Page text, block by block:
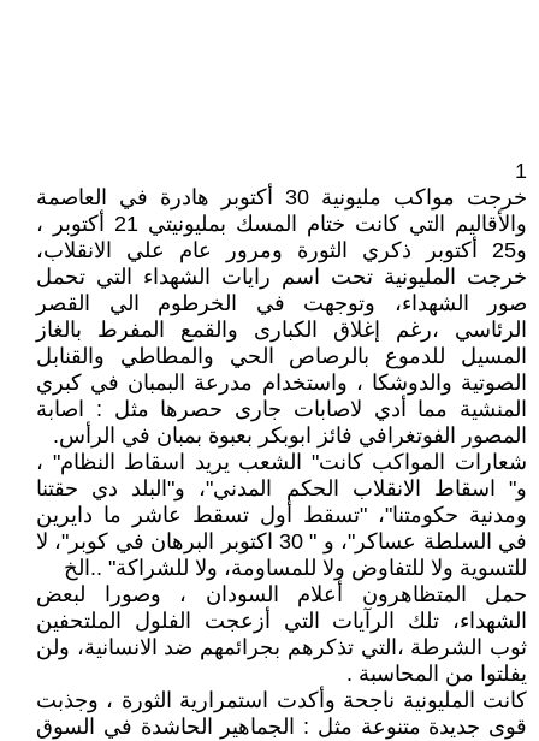
1
خرجت مواكب مليونية 30 أكتوبر هادرة في العاصمة
والأقاليم التي كانت ختام المسك بمليونيتي 21 أكتوبر ،
و25 أكتوبر ذكري الثورة ومرور عام علي الانقلاب،
خرجت المليونية تحت اسم رايات الشهداء التي تحمل
صور الشهداء، وتوجهت في الخرطوم الي القصر
الرئاسي ،رغم إغلاق الكبارى والقمع المفرط بالغاز
المسيل للدموع بالرصاص الحي والمطاطي والقنابل
الصوتية والدوشكا ، واستخدام مدرعة البمبان في كبري
المنشية مما أدي لاصابات جارى حصرها مثل : اصابة
المصور الفوتغرافي فائز ابوبكر بعبوة بمبان في الرأس.
شعارات المواكب كانت" الشعب يريد اسقاط النظام" ،
و" اسقاط الانقلاب الحكم المدني"، و"البلد دي حقتنا
ومدنية حكومتنا"، "تسقط أول تسقط عاشر ما دايرين
في السلطة عساكر"، و " 30 اكتوبر البرهان في كوبر"، لا
للتسوية ولا للتفاوض ولا للمساومة، ولا للشراكة" ..الخ
حمل المتظاهرون أعلام السودان ، وصورا لبعض
الشهداء، تلك الرآيات التي أزعجت الفلول الملتحفين
ثوب الشرطة ،التي تذكرهم بجرائمهم ضد الانسانية، ولن
يفلتوا من المحاسبة .
كانت المليونية ناجحة وأكدت استمرارية الثورة ، وجذبت
قوى جديدة متنوعة مثل : الجماهير الحاشدة في السوق